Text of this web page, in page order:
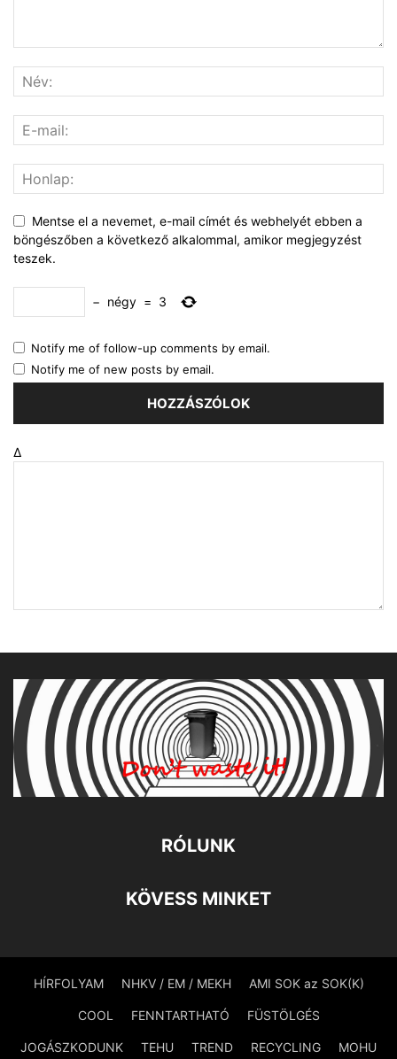
Mentse el a nevemet, e-mail címét és webhelyét ebben a
böngészőben a következő alkalommal, amikor megjegyzést
teszek.
− négy = 3
Notify me of follow-up comments by email.
Notify me of new posts by email.
Δ
RÓLUNK
KÖVESS MINKET
HÍRFOLYAM NHKV / EM / MEKH AMI SOK az SOK(K)
COOL FENNTARTHATÓ FÜSTÖLGÉS
JOGÁSZKODUNK TEHU TREND RECYCLING MOHU